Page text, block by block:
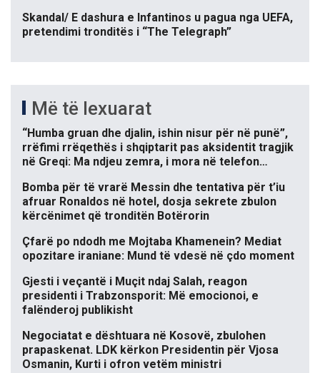
Skandal/ E dashura e Infantinos u pagua nga UEFA,
pretendimi tronditës i “The Telegraph”
Më të lexuarat
“Humba gruan dhe djalin, ishin nisur për në punë”,
rrëfimi rrëqethës i shqiptarit pas aksidentit tragjik
në Greqi: Ma ndjeu zemra, i mora në telefon…
Bomba për të vrarë Messin dhe tentativa për t’iu
afruar Ronaldos në hotel, dosja sekrete zbulon
kërcënimet që tronditën Botërorin
Çfarë po ndodh me Mojtaba Khamenein? Mediat
opozitare iraniane: Mund të vdesë në çdo moment
Gjesti i veçantë i Muçit ndaj Salah, reagon
presidenti i Trabzonsporit: Më emocionoi, e
falënderoj publikisht
Negociatat e dështuara në Kosovë, zbulohen
prapaskenat. LDK kërkon Presidentin për Vjosa
Osmanin, Kurti i ofron vetëm ministri